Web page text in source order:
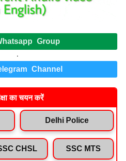
Group
.
Channel
का चयन करें
Delhi Police
CHSL SSC MTS